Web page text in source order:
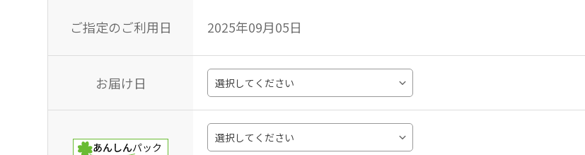
ご指定のご利用日 2025年09月05日
お届け日